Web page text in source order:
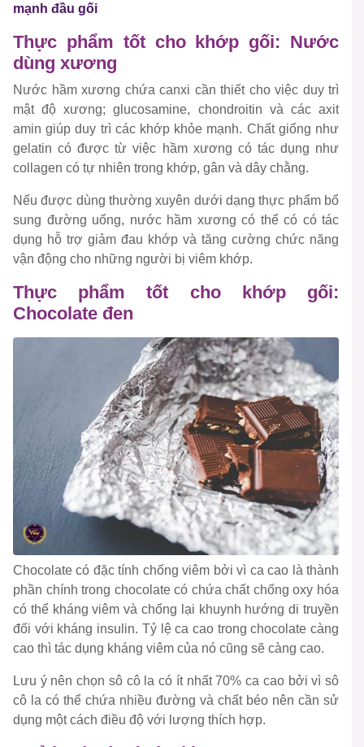
mạnh đầu gối
Thực phẩm tốt cho khớp gối: Nước
dùng xương
Nước hầm xương chứa canxi cần thiết cho việc duy trì
mật độ xương; glucosamine, chondroitin và các axit
amin giúp duy trì các khớp khỏe mạnh. Chất giống như
gelatin có được từ việc hầm xương có tác dụng như
collagen có tự nhiên trong khớp, gân và dây chằng.
Nếu được dùng thường xuyên dưới dạng thực phẩm bổ
sung đường uống, nước hầm xương có thể có có tác
dụng hỗ trợ giảm đau khớp và tăng cường chức năng
vận động cho những người bị viêm khớp.
Thực phẩm tốt cho khớp gối:
Chocolate đen
Chocolate có đặc tính chống viêm bởi vì ca cao là thành
phần chính trong chocolate có chứa chất chống oxy hóa
có thể kháng viêm và chống lại khuynh hướng di truyền
đối với kháng insulin. Tỷ lệ ca cao trong chocolate càng
cao thì tác dụng kháng viêm của nó cũng sẽ càng cao.
Lưu ý nên chọn sô cô la có ít nhất 70% ca cao bởi vì sô
cô la có thể chứa nhiều đường và chất béo nên cần sử
dụng một cách điều độ với lượng thích hợp.